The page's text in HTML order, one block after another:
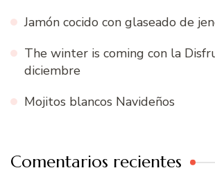
Jamón cocido con glaseado de
The winter is coming con la
diciembre
Mojitos blancos Navideños
Comentarios recientes